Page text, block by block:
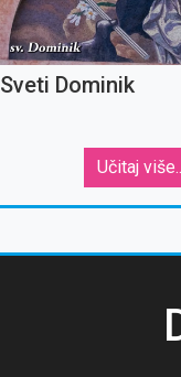
Sveti Dominik
Učitaj